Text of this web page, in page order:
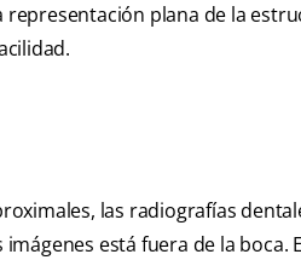
plana de la
las radiografías
está fuera de la boca.